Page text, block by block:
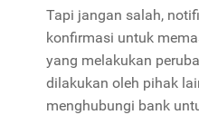
Tapi jangan salah,
konfirmasi untuk
yang melakukan
dilakukan oleh pihak
menghubungi bank